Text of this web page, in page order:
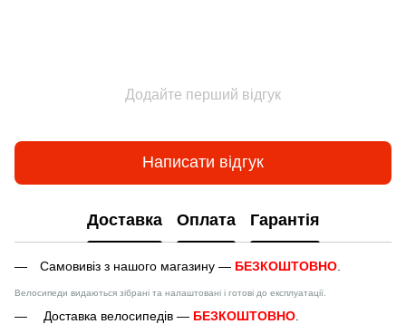
Додайте перший відгук
Написати відгук
Доставка Оплата Гарантія
Самовивіз з нашого магазину — БЕЗКОШТОВНО
Велосипеди видаються зібрані та налаштовані і готові до експлуатації.
Доставка велосипедів — БЕЗКОШТОВНО